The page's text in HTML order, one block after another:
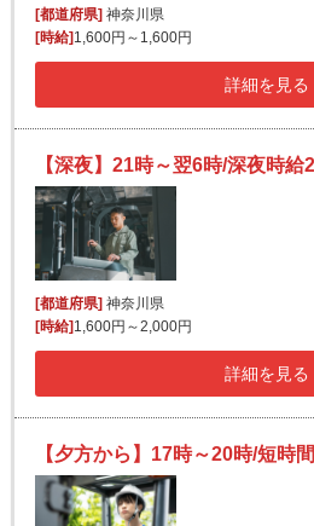
[都道府県] 神奈川県
[時給] 1,600円～1,600円
詳細を見る
[都道府県] 神奈川県
[時給] 1,600円～2,000円
詳細を見る